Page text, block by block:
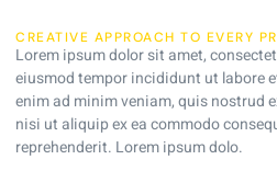
CREATIVE APPROACH TO EVERY
Lorem ipsum dolor sit amet,
eiusmod tempor incididunt ut labore
enim ad minim veniam, quis nostrud
nisi ut aliquip ex ea commodo
reprehenderit. Lorem ipsum dolo.